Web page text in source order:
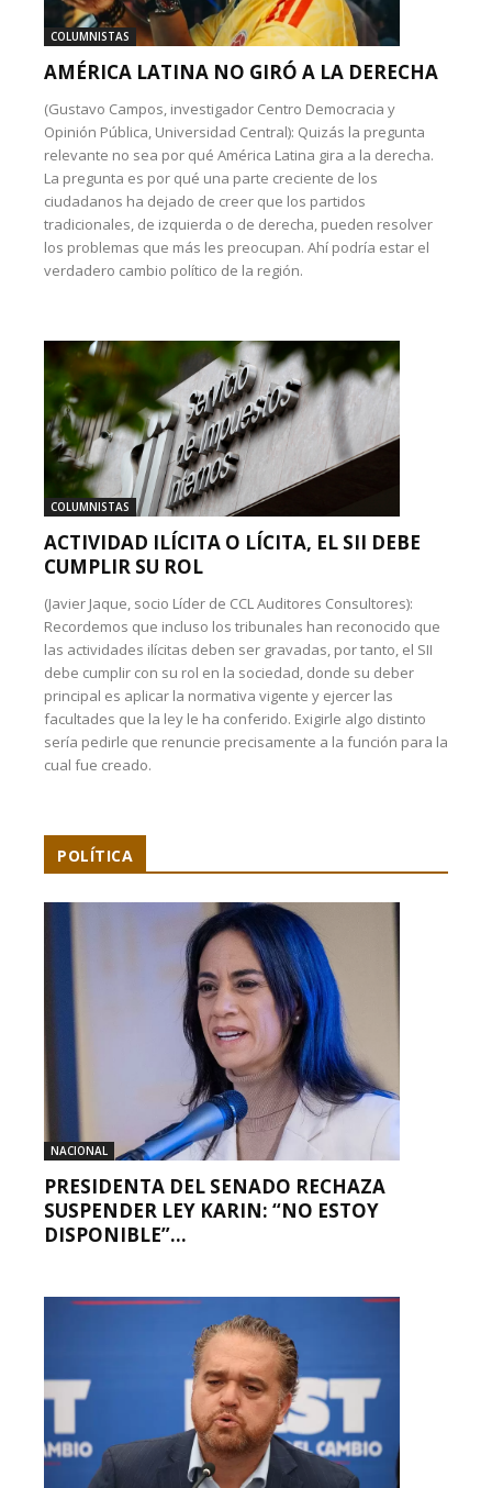
COLUMNISTAS
AMÉRICA LATINA NO GIRÓ A LA DERECHA
(Gustavo Campos, investigador Centro Democracia y
Opinión Pública, Universidad Central): Quizás la pregunta
relevante no sea por qué América Latina gira a la derecha.
La pregunta es por qué una parte creciente de los
ciudadanos ha dejado de creer que los partidos
tradicionales, de izquierda o de derecha, pueden resolver
los problemas que más les preocupan. Ahí podría estar el
verdadero cambio político de la región.
COLUMNISTAS
ACTIVIDAD ILÍCITA O LÍCITA, EL SII DEBE
CUMPLIR SU ROL
(Javier Jaque, socio Líder de CCL Auditores Consultores):
Recordemos que incluso los tribunales han reconocido que
las actividades ilícitas deben ser gravadas, por tanto, el SII
debe cumplir con su rol en la sociedad, donde su deber
principal es aplicar la normativa vigente y ejercer las
facultades que la ley le ha conferido. Exigirle algo distinto
sería pedirle que renuncie precisamente a la función para la
cual fue creado.
POLÍTICA
NACIONAL
PRESIDENTA DEL SENADO RECHAZA
SUSPENDER LEY KARIN: “NO ESTOY
DISPONIBLE”...